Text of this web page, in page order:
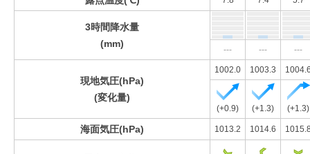
3時間降水量
(mm)
--- --- ---
現地気圧(hPa)
(変化量)
1002.0 1003.3
(+0.9) (+1.3) (+1.3)
海面気圧(hPa) 1013.2 1014.6